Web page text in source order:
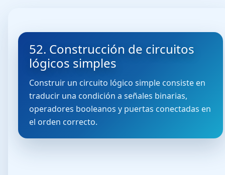
52. Construcción de circuitos
lógicos simples
Construir un circuito lógico simple consiste en
traducir una condición a señales binarias,
operadores booleanos y puertas conectadas en
el orden correcto.